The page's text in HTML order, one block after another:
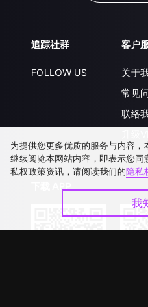
追踪社群
FOLLOW US
客户
关于
常见
联络
为提供您更多优质的服务与内容
继续阅览本网站内容，即表示您
私权政策资讯，请阅读我们的隐私
我